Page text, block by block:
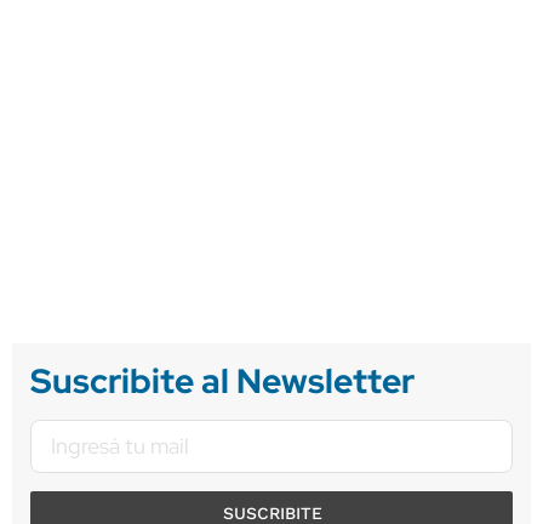
Suscribite al Newsletter
SUSCRIBITE